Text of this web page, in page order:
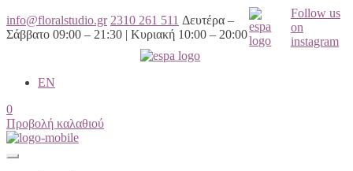
info@floralstudio.gr 2310 261 511 Δευτέρα –
Σάββατο 09:00 – 21:30 | Κυριακή 10:00 – 20:00
Follow us
on
instagram
EN
0
Προβολή καλαθιού